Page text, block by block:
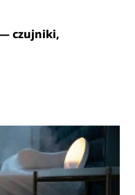
czujniki,